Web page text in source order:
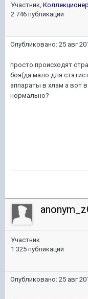
Участник, Коллекционер
2 746 публикаций
Опубликовано: 25 авг
просто происходят
боя(да мало для
аппараты в хлам а вот
нормально?
Участник
1 325 публикаций
Опубликовано: 25 авг